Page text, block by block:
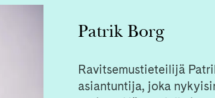
Patrik Borg
Ravitsemustieteilijä
asiantuntija, joka